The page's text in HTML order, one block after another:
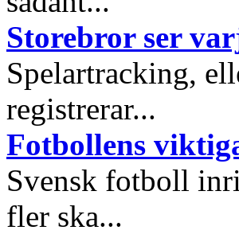
Storebror ser
Spelartracking,
registrerar...
Fotbollens
Svensk fotboll
fler ska...